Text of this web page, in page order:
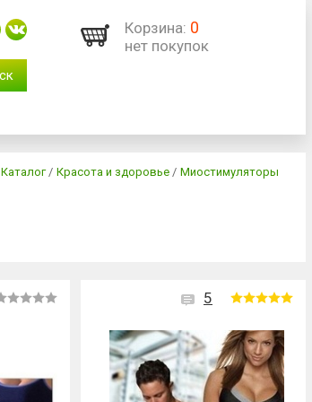
Корзина: 0
нет покупок
Каталог / Красота и здоровье / Миостимуляторы
5